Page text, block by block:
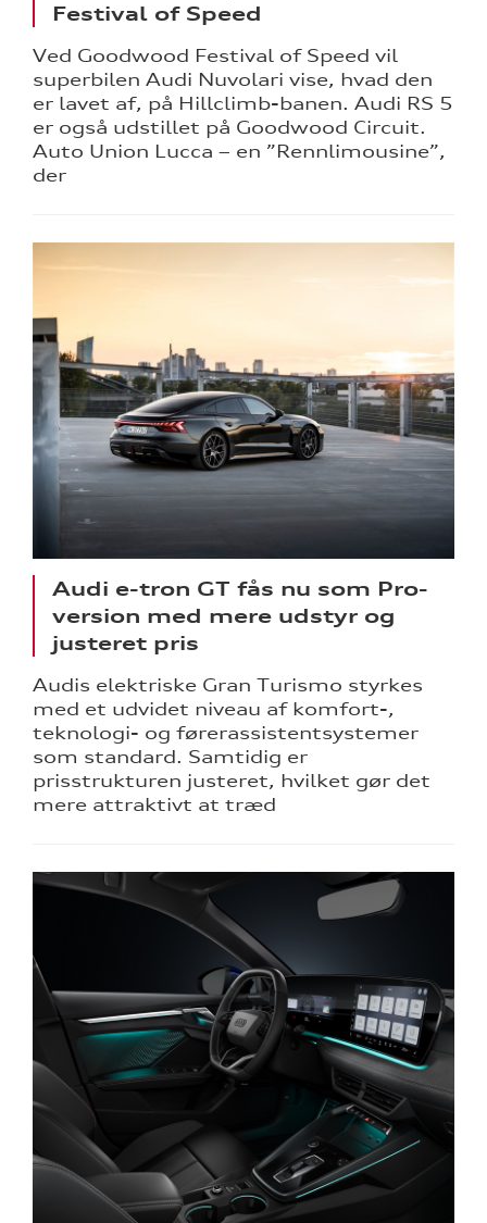
Festival of Speed
Ved Goodwood Festival of Speed vil
superbilen Audi Nuvolari vise, hvad den
er lavet af, på Hillclimb-banen. Audi RS 5
er også udstillet på Goodwood Circuit.
Auto Union Lucca – en ”Rennlimousine”,
der
Audi e-tron GT fås nu som Pro-
version med mere udstyr og
justeret pris
Audis elektriske Gran Turismo styrkes
med et udvidet niveau af komfort-,
teknologi- og førerassistentsystemer
som standard. Samtidig er
prisstrukturen justeret, hvilket gør det
mere attraktivt at træd